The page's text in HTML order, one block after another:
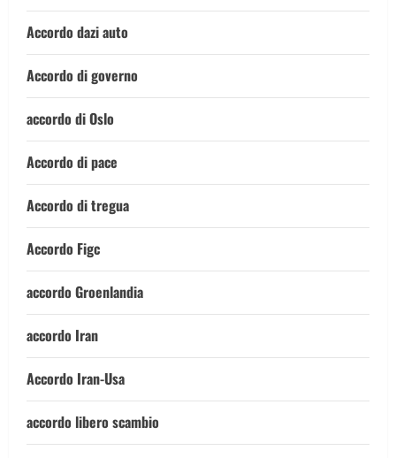
Accordo dazi auto
Accordo di governo
accordo di Oslo
Accordo di pace
Accordo di tregua
Accordo Figc
accordo Groenlandia
accordo Iran
Accordo Iran-Usa
accordo libero scambio